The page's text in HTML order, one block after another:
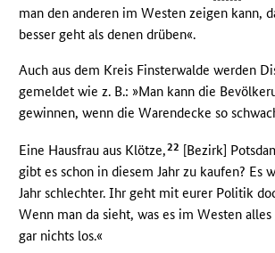
man den anderen im Westen zeigen kann,
besser geht als denen drüben«.
Auch aus dem Kreis Finsterwalde werden
gemeldet wie z. B.: »Man kann die
gewinnen, wenn die Warendecke so
Eine Hausfrau aus Klötze,22 [Bezirk]
gibt es schon in diesem Jahr zu kaufen? Es
Jahr schlechter. Ihr geht mit eurer Politik
Wenn man da sieht, was es im Westen
gar nichts los.«